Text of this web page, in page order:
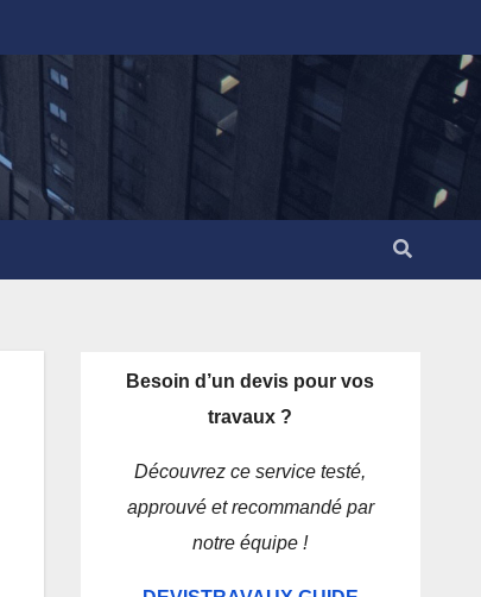
Besoin d’un devis pour vos
travaux ?
Découvrez ce service testé,
approuvé et recommandé par
notre équipe !